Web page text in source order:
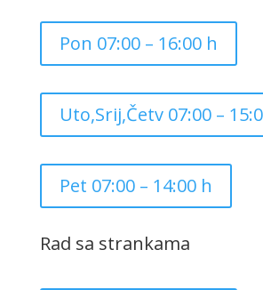
Pon 07:00 – 16:00 h
Uto,Srij,Četv 07:00 –
Pet 07:00 – 14:00 h
Rad sa strankama